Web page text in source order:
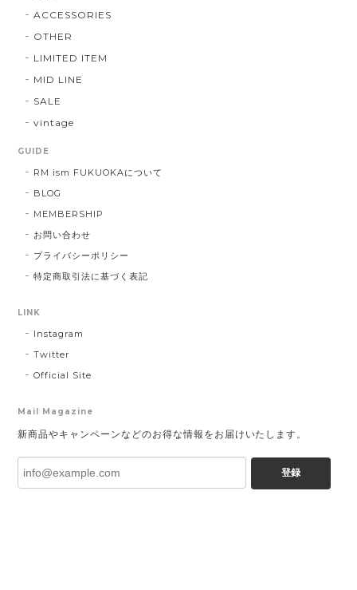
ACCESSORIES
OTHER
LIMITED ITEM
MID LINE
SALE
vintage
GUIDE
RM ism FUKUOKAについて
BLOG
MEMBERSHIP
お問い合わせ
プライバシーポリシー
特定商取引法に基づく表記
LINK
Instagram
Twitter
Official Site
Mail Magazine
新商品やキャンペーンなどのお得な情報をお届けいたします。
登録